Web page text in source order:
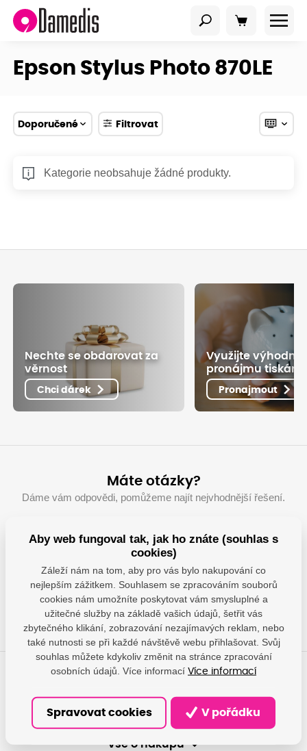
Epson Stylus Photo 870LE
Doporučené Filtrovat
Kategorie neobsahuje žádné produkty.
Nechte se obdarovat za
věrnost
Chci dárek
Využijte
pronájmu
Pronajmout
Máte otázky?
Dáme vám odpovědi, pomůžeme najít nejvhodnější řešení.
info@damedis.cz
po-pá: 8-16 h.
Služby
Vše o nákupu
Aby web fungoval tak, jak ho znáte (souhlas s
cookies)
Záleží nám na tom, aby pro vás bylo nakupování co
nejlepším zážitkem. Souhlasem se zpracováním souborů
cookies nám umožníte poskytovat vám smysluplné a
užitečné služby na základě vašich údajů, šetřit vás
zbytečného klikání, zobrazování nezajímavých reklam, nebo
také nutnosti se při každé návštěvě webu přihlašovat. Svůj
souhlas můžete kdykoliv změnit na stránce zpracování
osobních údajů. Více informací Více informací
Spravovat cookies V pořádku